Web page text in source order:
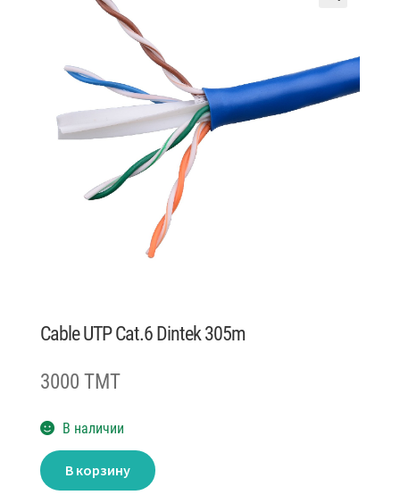
Cable UTP Cat.6 Dintek 305m
3000 TMT
В наличии
Количество
товара
Cable
В корзину